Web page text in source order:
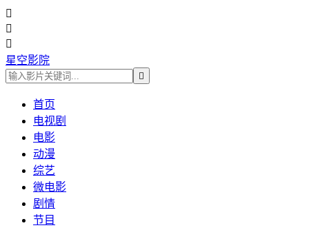



星空影院

首页
电视剧
电影
动漫
综艺
微电影
剧情
节目